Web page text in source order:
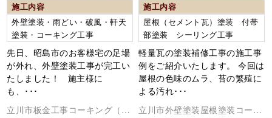
施工内容
外壁塗装・雨どい・破風・軒天
塗装・コーキング工事
先日、昭島市のお客様宅の足場
が外れ、外壁塗装工事が完工い
たしました！ 施主様に
も、･･･
施工内容
屋根（セメント瓦）塗装 付帯
部塗装 シーリング工事
軽量瓦の塗装補修工事の施工事
例をご紹介いたします。 今回は
屋根の色味のムラ、苔の繁殖に
よる汚れ･･･
立川市板金工事コーキング（シ
立川市外壁塗装屋根塗装コーキ